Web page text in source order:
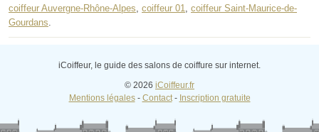
coiffeur Auvergne-Rhône-Alpes coiffeur 01
coiffeur Saint-Maurice-de-
Gourdans
iCoiffeur, le guide des salons de coiffure sur internet.
© 2026 iCoiffeur.fr
Mentions légales- Contact- Inscription gratuite